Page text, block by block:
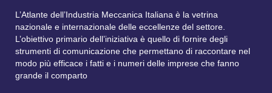
L’Atlante dell’Industria Meccanica Italiana è la vetrina
nazionale e internazionale delle eccellenze del settore.
L’obiettivo primario dell’iniziativa è quello di fornire degli
strumenti di comunicazione che permettano di raccontare nel
modo più efficace i fatti e i numeri delle imprese che fanno
grande il comparto